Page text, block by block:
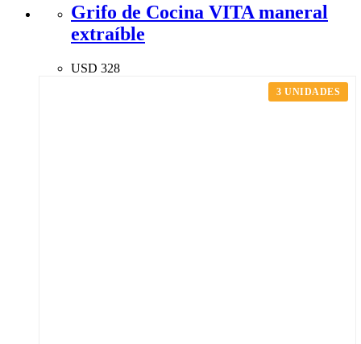
Grifo de Cocina VITA maneral
extraíble
USD 328
3 UNIDADES